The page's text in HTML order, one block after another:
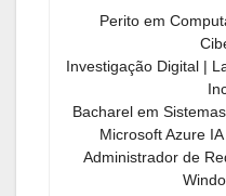
Perito em
Investigação Digital |
Bacharel em
Microsoft Azure
Administrador de